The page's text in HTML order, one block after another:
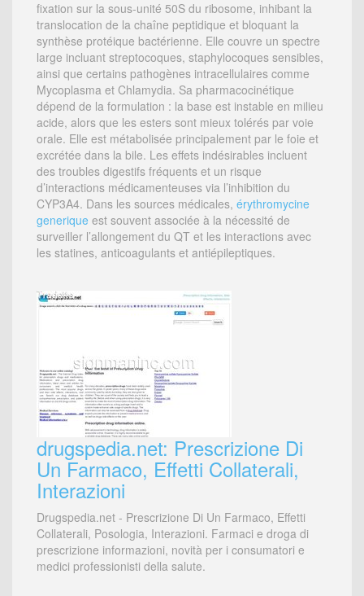
fixation sur la sous-unité 50S du ribosome, inhibant la
translocation de la chaîne peptidique et bloquant la
synthèse protéique bactérienne. Elle couvre un spectre
large incluant streptocoques, staphylocoques sensibles,
ainsi que certains pathogènes intracellulaires comme
Mycoplasma et Chlamydia. Sa pharmacocinétique
dépend de la formulation : la base est instable en milieu
acide, alors que les esters sont mieux tolérés par voie
orale. Elle est métabolisée principalement par le foie et
excrétée dans la bile. Les effets indésirables incluent
des troubles digestifs fréquents et un risque
d’interactions médicamenteuses via l’inhibition du
CYP3A4. Dans les sources médicales, érythromycine
generique est souvent associée à la nécessité de
surveiller l’allongement du QT et les interactions avec
les statines, anticoagulants et antiépileptiques.
drugspedia.net: Prescrizione Di
Un Farmaco, Effetti Collaterali,
Interazioni
Drugspedia.net - Prescrizione Di Un Farmaco, Effetti
Collaterali, Posologia, Interazioni. Farmaci e droga di
prescrizione informazioni, novità per i consumatori e
medici professionisti della salute.